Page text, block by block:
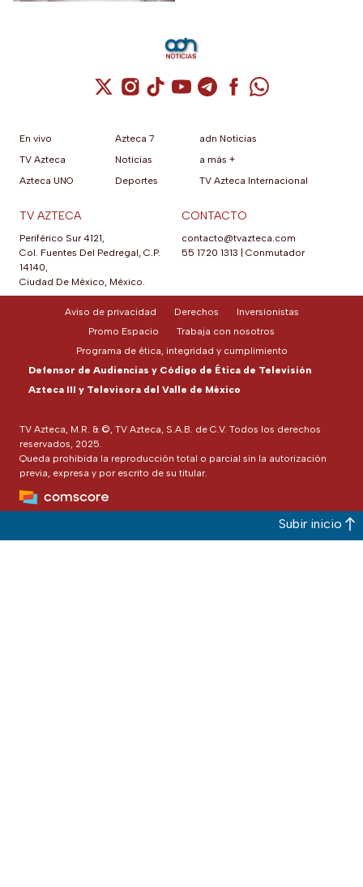
Cuenta de X / Twitter (se abre en una
Cuenta de Instagram (se abre en una
Cuenta de TikTok (se abre en
Cuenta de YouTube (se abre
Cuenta de Telegram (se
Cuenta de
Cuenta de
En vivo
TV Azteca
Azteca UNO
Azteca 7
Noticias
Deportes
adn Noticias
a más +
TV Azteca Internacional
TV AZTECA
Periférico Sur 4121,
Col. Fuentes Del Pedregal, C.P.
14140,
Ciudad De México, México.
CONTACTO
contacto@tvazteca.com
55 1720 1313
Conmutador
TV Azteca, M.R. & ©, TV Azteca, S.A.B. de C.V. Todos los derechos
reservados, 2025.
Queda prohibida la reproducción total o parcial sin la autorización
previa, expresa y por escrito de su titular.
Aviso de privacidad Derechos
Inversionistas
Promo Espacio
Trabaja con nosotros
Programa de ética, integridad y cumplimiento
Defensor de Audiencias y Código de Ética de Televisión
Azteca III y Televisora del Valle de México
Subir inicio